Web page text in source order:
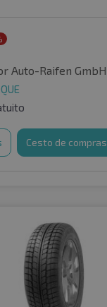
Auto-Raifen GmbH
Cesto de compras